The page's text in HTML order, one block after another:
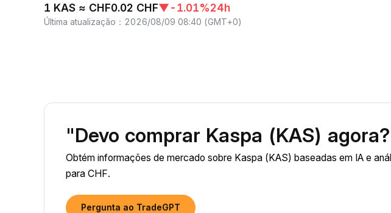
1 KAS ≈ CHF0.02 CHF▼-1.01%24h
Última atualização ： 2026/08/09 08:40 (GMT+0)
"Devo comprar Kaspa (KAS)
Obtém informações de mercado sobre Kaspa (KAS) baseadas em IA e
para CHF.
Pergunta ao TradeGPT